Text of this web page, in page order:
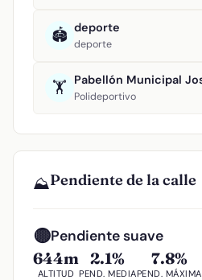
🏟️ deporte
deporte
🏋️ Polideportivo
⛰️Pendiente de la calle
🟡Pendiente suave
644m
ALTITUD
2.1%
PEND. MEDIA
7.8%
PEND. MÁXIMA